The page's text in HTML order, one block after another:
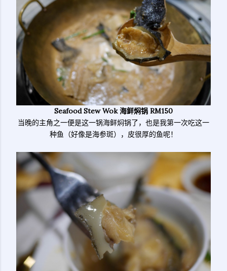
Seafood Stew Wok 海鲜焖锅 RM150
当晚的主角之一便是这一锅海鲜焖锅了，也是我第一次吃这一
种鱼（好像是海参斑），皮很厚的鱼呢！